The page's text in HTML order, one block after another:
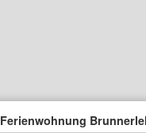
Ferienwohnung